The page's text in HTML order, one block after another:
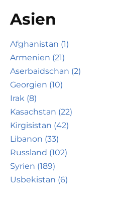
Asien
Afghanistan (1)
Armenien (21)
Aserbaidschan (2)
Georgien (10)
Irak (8)
Kasachstan (22)
Kirgisistan (42)
Libanon (33)
Russland (102)
Syrien (189)
Usbekistan (6)